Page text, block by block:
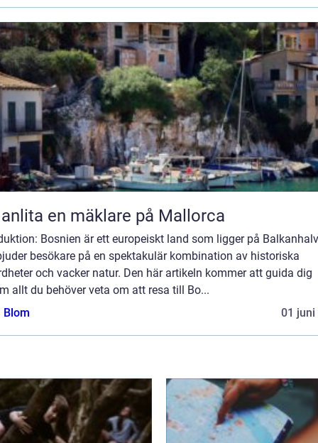
en mäklare på Mallorca
Bosnien är ett europeiskt land som ligger på
besökare på en spektakulär kombination av historiska
och vacker natur. Den här artikeln kommer att guida dig
allt du behöver veta om att resa till Bo...
Blom
01 juni